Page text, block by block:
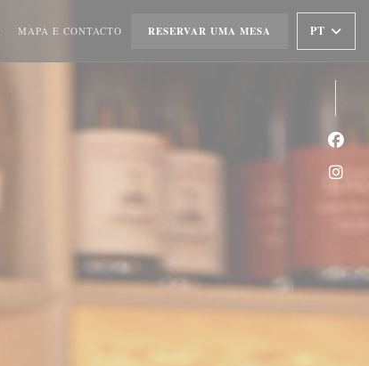
MAPA E CONTACTO RESERVAR UMA MESA PT